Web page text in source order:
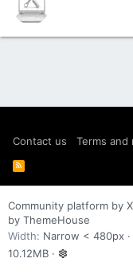
Contact us Terms and
R
S
S
Community platform by
by ThemeHouse
Width
10.12MB